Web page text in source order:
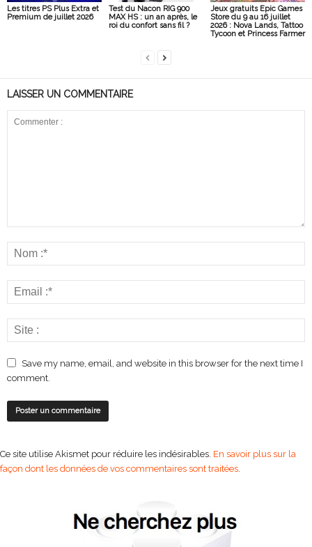
Les titres PS Plus Extra et
Premium de juillet 2026
Test du Nacon RIG 900
MAX HS : un an après, le
roi du confort sans fil ?
Jeux gratuits Epic Games
Store du 9 au 16 juillet
2026 : Nova Lands, Tattoo
Tycoon et Princess Farmer
LAISSER UN COMMENTAIRE
Save my name, email, and website in this browser for the next time I
comment.
Ce site utilise Akismet pour réduire les indésirables. En savoir plus sur la
façon dont les données de vos commentaires sont traitées.